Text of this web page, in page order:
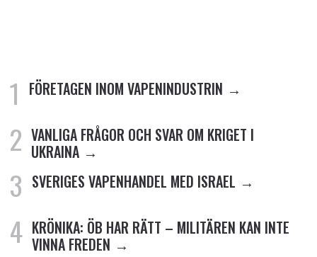
FÖRETAGEN INOM VAPENINDUSTRIN
VANLIGA FRÅGOR OCH SVAR OM KRIGET I
UKRAINA
SVERIGES VAPENHANDEL MED ISRAEL
KRÖNIKA: ÖB HAR RÄTT – MILITÄREN KAN INTE
VINNA FREDEN